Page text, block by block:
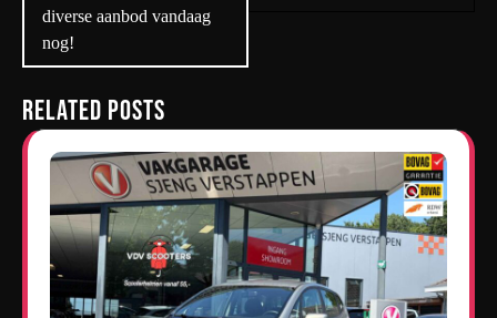
diverse aanbod vandaag
nog!
Related Posts